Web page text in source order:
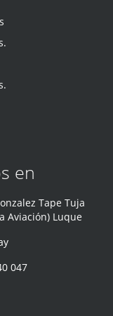
en
Tape Tuja
Aviación) Luque
047